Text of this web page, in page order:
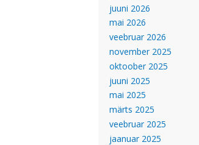
juuni 2026
mai 2026
veebruar 2026
november 2025
oktoober 2025
juuni 2025
mai 2025
märts 2025
veebruar 2025
jaanuar 2025